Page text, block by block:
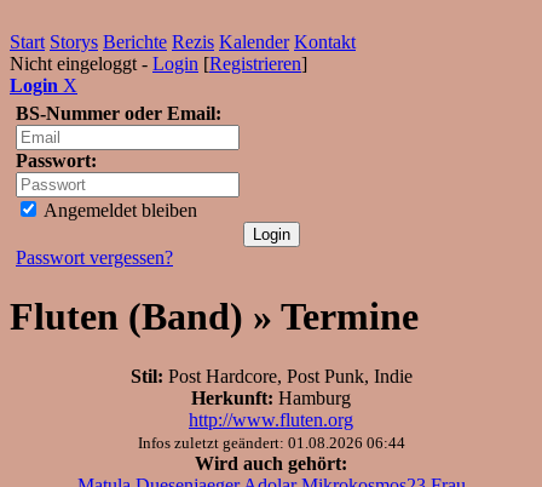
Start Storys Berichte Rezis Kalender Kontakt
Nicht eingeloggt - Login [Registrieren]
Login X
BS-Nummer oder Email:
Passwort:
Angemeldet bleiben
Passwort vergessen?
Fluten (Band) » Termine
Stil: Post Hardcore, Post Punk, Indie
Herkunft: Hamburg
http://www.fluten.org
Infos zuletzt geändert: 01.08.2026 06:44
Wird auch gehört: